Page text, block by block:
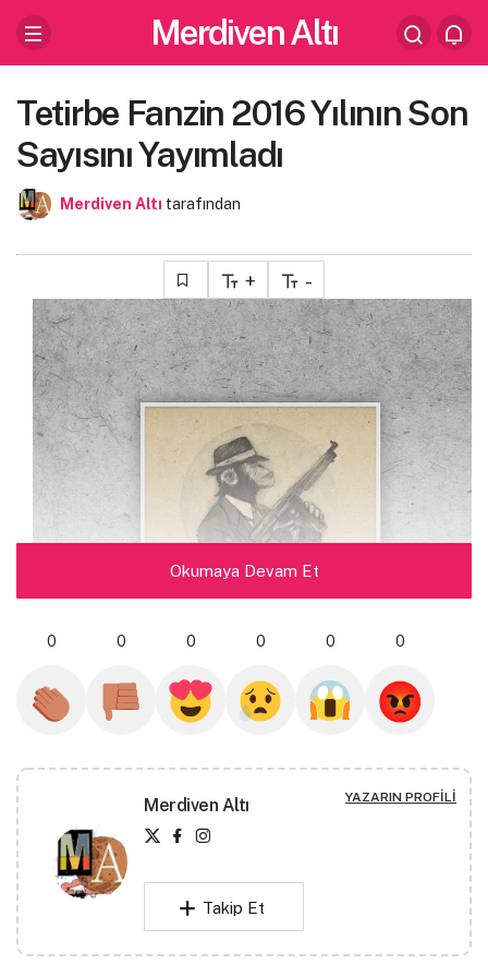
Merdiven Altı
Tetirbe Fanzin 2016 Yılının Son
Sayısını Yayımladı
Merdiven Altı tarafından
+ -
Tetirbe Fanzin 2016 yılının son sayısını yayımladı.
“2016 yılı kötülüğün tarif edilemeyecek kadar azametli
olduğu bir yıl. Bu kötülüğü tarif edecek kadar büyük bir
Okumaya Devam Et
0 0 0 0 0 0
Merdiven Altı YAZARIN PROFILI
Takip Et